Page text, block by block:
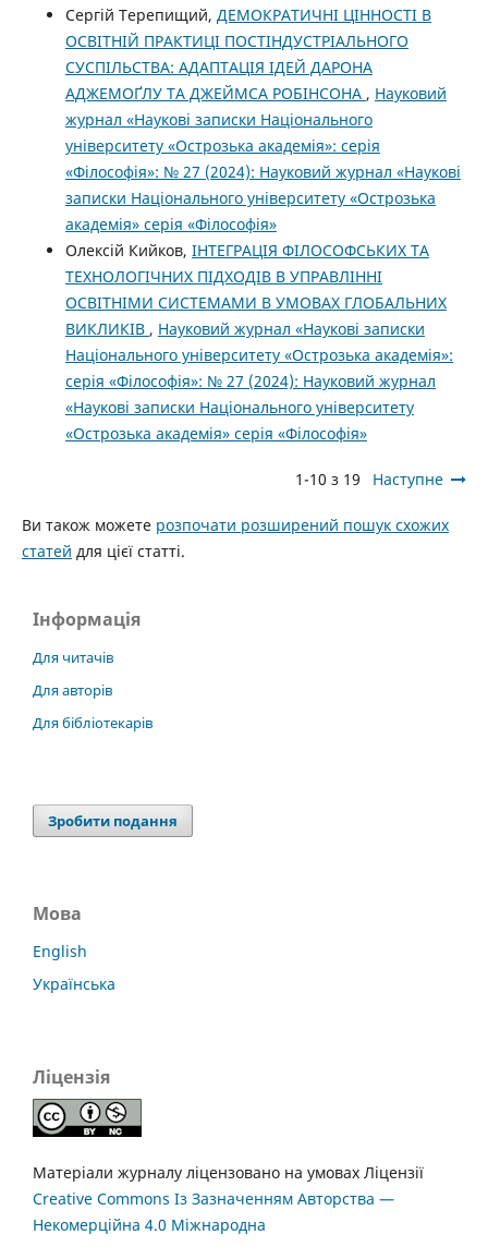
Сергій Терепищий, ДЕМОКРАТИЧНІ ЦІННОСТІ В
ОСВІТНІЙ ПРАКТИЦІ ПОСТІНДУСТРІАЛЬНОГО
СУСПІЛЬСТВА: АДАПТАЦІЯ ІДЕЙ ДАРОНА
АДЖЕМОҐЛУ ТА ДЖЕЙМСА РОБІНСОНА , Науковий
журнал «Наукові записки Національного
університету «Острозька академія»: серія
«Філософія»: № 27 (2024): Науковий журнал «Наукові
записки Національного університету «Острозька
академія» серія «Філософія»
Олексій Кийков, ІНТЕГРАЦІЯ ФІЛОСОФСЬКИХ ТА
ТЕХНОЛОГІЧНИХ ПІДХОДІВ В УПРАВЛІННІ
ОСВІТНІМИ СИСТЕМАМИ В УМОВАХ ГЛОБАЛЬНИХ
ВИКЛИКІВ , Науковий журнал «Наукові записки
Національного університету «Острозька академія»:
серія «Філософія»: № 27 (2024): Науковий журнал
«Наукові записки Національного університету
«Острозька академія» серія «Філософія»
1-10 з 19 Наступне
Ви також можете розпочати розширений пошук схожих
статей для цієї статті.
Інформація
Для читачів
Для авторів
Для бібліотекарів
Зробити подання
Мова
English
Українська
Ліцензія
Матеріали журналу ліцензовано на умовах Ліцензії
Creative Commons Із Зазначенням Авторства —
Некомерційна 4.0 Міжнародна